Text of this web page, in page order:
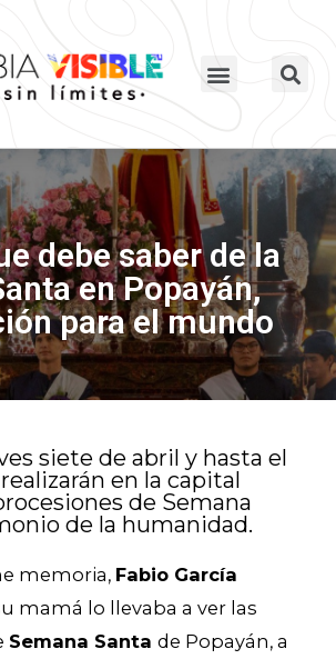
debe saber de la
en Popayán,
para el mundo
siete de abril y hasta el
en la capital
de Semana
de la humanidad.
memoria, Fabio García
mamá lo llevaba a ver las
Semana Santa de Popayán, a